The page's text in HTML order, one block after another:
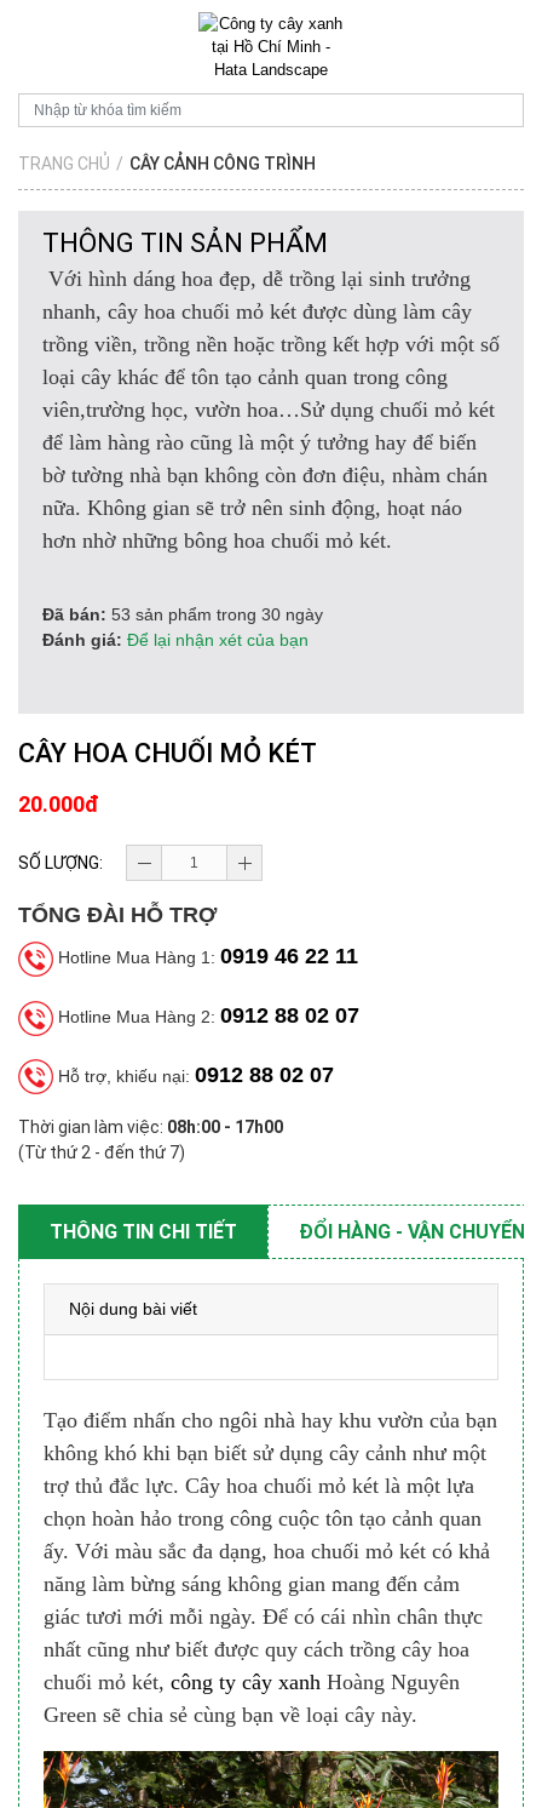
TRANG CHỦ / CÂY CẢNH CÔNG TRÌNH
THÔNG TIN SẢN PHẨM
Với hình dáng hoa đẹp, dễ trồng lại sinh trưởng
nhanh, cây hoa chuối mỏ két được dùng làm cây
trồng viền, trồng nền hoặc trồng kết hợp với một số
loại cây khác để tôn tạo cảnh quan trong công
viên,trường học, vườn hoa…Sử dụng chuối mỏ két
để làm hàng rào cũng là một ý tưởng hay để biến
bờ tường nhà bạn không còn đơn điệu, nhàm chán
nữa. Không gian sẽ trở nên sinh động, hoạt náo
hơn nhờ những bông hoa chuối mỏ két.
Đã bán: 53 sản phẩm trong 30 ngày
Đánh giá: Để lại nhận xét của bạn
CÂY HOA CHUỐI MỎ KÉT
20.000đ
SỐ LƯỢNG:
TỔNG ĐÀI HỖ TRỢ
Hotline Mua Hàng 1: 0919 46 22 11
Hotline Mua Hàng 2: 0912 88 02 07
Hỗ trợ, khiếu nại: 0912 88 02 07
Thời gian làm việc: 08h:00 - 17h00
(Từ thứ 2 - đến thứ 7)
THÔNG TIN CHI TIẾT ĐỔI HÀNG - VẬN CHUYỂN
Nội dung bài viết
Tạo điểm nhấn cho ngôi nhà hay khu vườn của bạn
không khó khi bạn biết sử dụng cây cảnh như một
trợ thủ đắc lực. Cây hoa chuối mỏ két là một lựa
chọn hoàn hảo trong công cuộc tôn tạo cảnh quan
ấy. Với màu sắc đa dạng, hoa chuối mỏ két có khả
năng làm bừng sáng không gian mang đến cảm
giác tươi mới mỗi ngày. Để có cái nhìn chân thực
nhất cũng như biết được quy cách trồng cây hoa
chuối mỏ két, công ty cây xanh Hoàng Nguyên
Green sẽ chia sẻ cùng bạn về loại cây này.